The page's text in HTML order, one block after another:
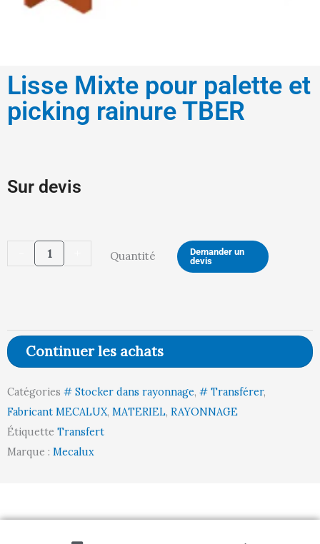
Lisse Mixte pour palette et
picking rainure TBER
Sur devis
quantité
de
pour
palette
picking
rainure
TBER
Quantité
Demander un
devis
Continuer les achats
Catégories # Stocker dans rayonnage, # Transférer,
Fabricant MECALUX, MATERIEL, RAYONNAGE
Étiquette Transfert
Marque : Mecalux